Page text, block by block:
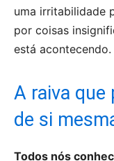
uma irritabilidade
por coisas
está acontecendo.
A raiva que
de si
Todos nós